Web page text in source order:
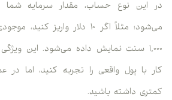
در این نوع حساب، مقدار سرمایه
می‌شود؛ مثلاً اگر ۱۰ دلار
۱,۰۰۰ سنت نمایش داده می‌شود. این
کار با پول واقعی را تجربه کنید، اما
کمتری داشته باشید.